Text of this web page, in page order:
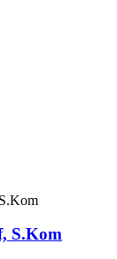
S.Kom